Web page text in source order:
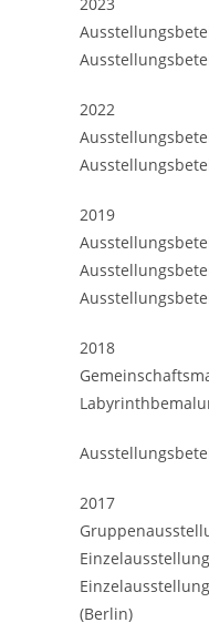
2022
2019
2018
2017
(Berlin)